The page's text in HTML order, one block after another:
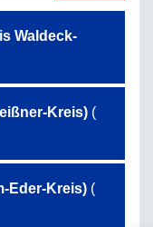
Waldeck-
Kreis) (
Eder-Kreis) (